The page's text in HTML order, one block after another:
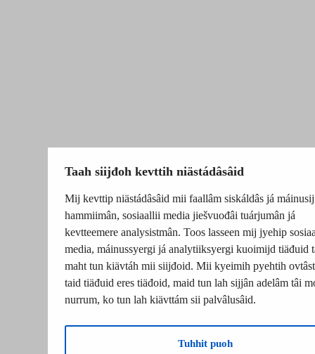
Taah siijđoh kevttih niästádâsâid
Mij kevttip niästádâsâid mii faallâm siskáldâs já máinusij
hammiimân, sosiaallii media jiešvuođâi tuárjumân já
kevtteemere analysistmân. Toos lasseen mij jyehip
media, máinussyergi já analytiiksyergi kuoimijd tiäđuid
maht tun kiävtáh mii siijđoid. Mii kyeimih pyehtih
taid tiäđuid eres tiäđoid, maid tun lah sijjân adelâm tâi
nurrum, ko tun lah kiävttám sii palvâlusâid.
Tuhhit puoh